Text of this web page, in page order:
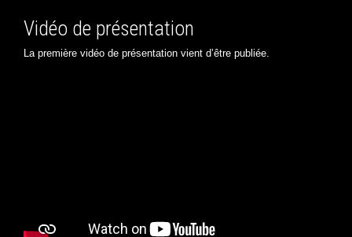
Vidéo de présentation
La première vidéo de présentation vient d’être publiée.